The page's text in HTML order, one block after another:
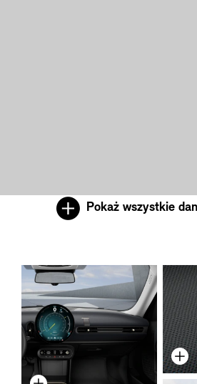
Pokaż wszystkie